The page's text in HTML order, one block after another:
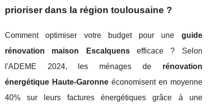
prioriser dans la région toulousaine ?
Comment optimiser votre budget pour une guide
rénovation maison Escalquensefficace ? Selon
l'ADEME 2024, les ménages de rénovation
énergétique Haute-Garonneéconomisent en moyenne
40% sur leurs factures énergétiques grâce à une